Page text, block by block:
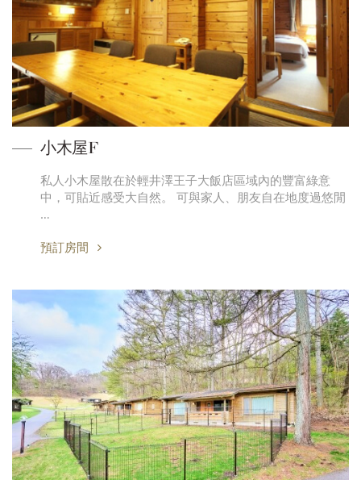
小木屋F
私人小木屋散在於輕井澤王子大飯店區域內的豐富綠意
中，可貼近感受大自然。 可與家人、朋友自在地度過悠閒
…
預訂房間